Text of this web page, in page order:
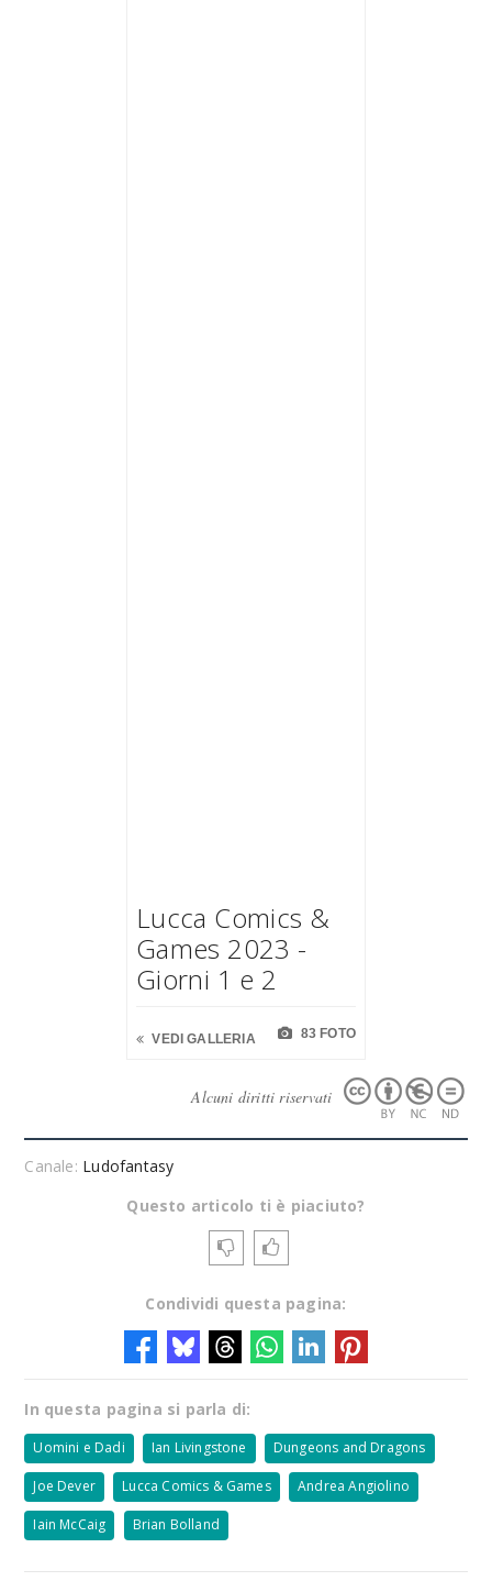
Lucca Comics &
Games 2023 -
Giorni 1 e 2
VEDI GALLERIA 83 FOTO
Alcuni diritti riservati
Canale: Ludofantasy
Questo articolo ti è piaciuto?
Condividi questa pagina:
In questa pagina si parla di:
Uomini e Dadi Ian Livingstone Dungeons and Dragons
Joe Dever Lucca Comics & Games Andrea Angiolino
Iain McCaig Brian Bolland